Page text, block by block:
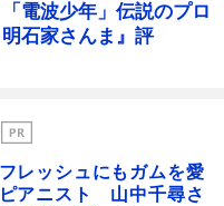
電波少年」伝説のプロ
石家さんま』評
レッシュにもガムを愛
アニスト 山中千尋さ